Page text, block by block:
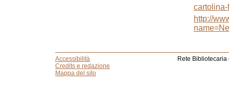
http://
Accessibilità
Credits e redazione
Mappa del sito
Rete